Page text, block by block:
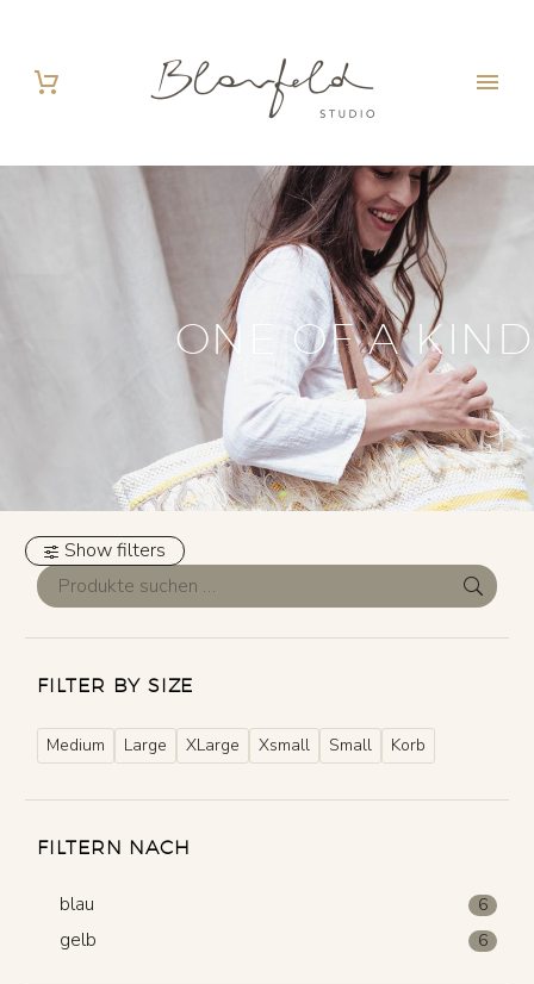
ONE OF A KIND
Show filters
FILTER BY SIZE
Medium Large XLarge Xsmall Small Korb
FILTERN NACH
blau 6
gelb 6